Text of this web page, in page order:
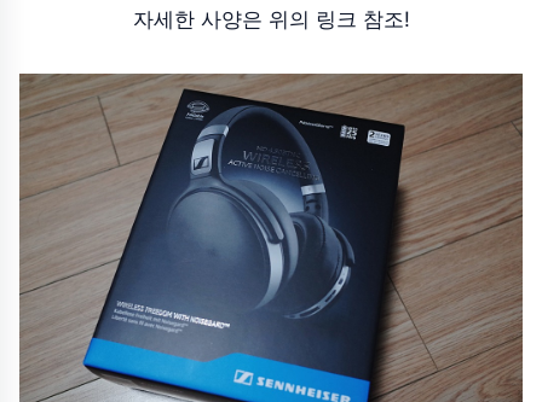
자세한 사양은 위의 링크 참조!